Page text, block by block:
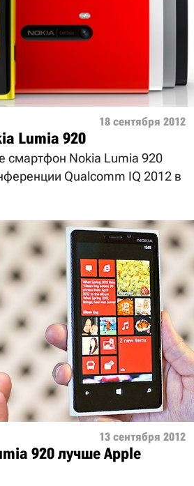
18 сентября 2012
Lumia 920
смартфон Nokia Lumia 920
Qualcomm IQ 2012 в
13 сентября 2012
920 лучше Apple